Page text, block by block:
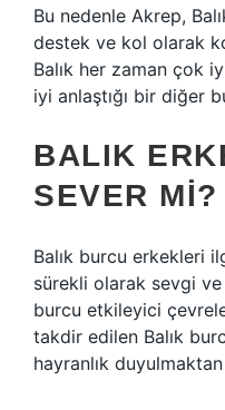
Bu nedenle Akrep,
destek ve kol olarak
Balık her zaman çok
iyi anlaştığı bir diğer
BALIK
SEVER MI?
Balık burcu erkekleri
sürekli olarak sevgi
burcu etkileyici
takdir edilen Balık
hayranlık